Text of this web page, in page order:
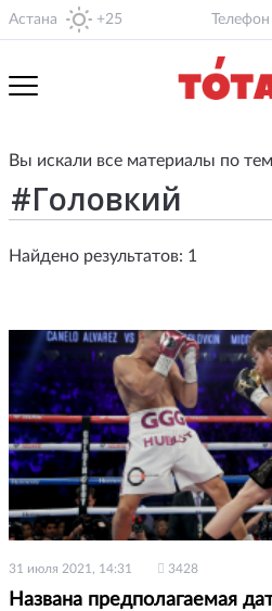
Астана +25
Вы искали все материалы по
Найдено результатов: 1
31 июля 2021, 14:31 3428
Названа предполагаемая